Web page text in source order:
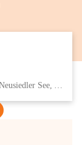
Eisenstädter Straße 18, 7091 Breitenbrunn am Neusiedler See, AUT